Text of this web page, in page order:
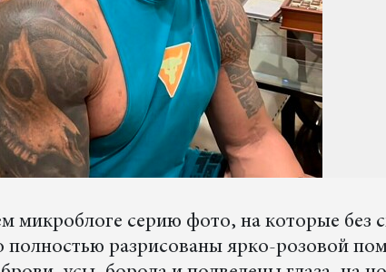
микроблоге серию фото, на которые без
полностью разрисованы ярко-розовой